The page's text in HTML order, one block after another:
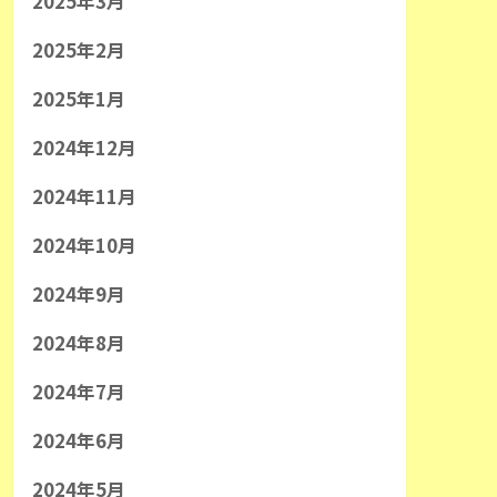
2025年2月
2025年1月
2024年12月
2024年11月
2024年10月
2024年9月
2024年8月
2024年7月
2024年6月
2024年5月